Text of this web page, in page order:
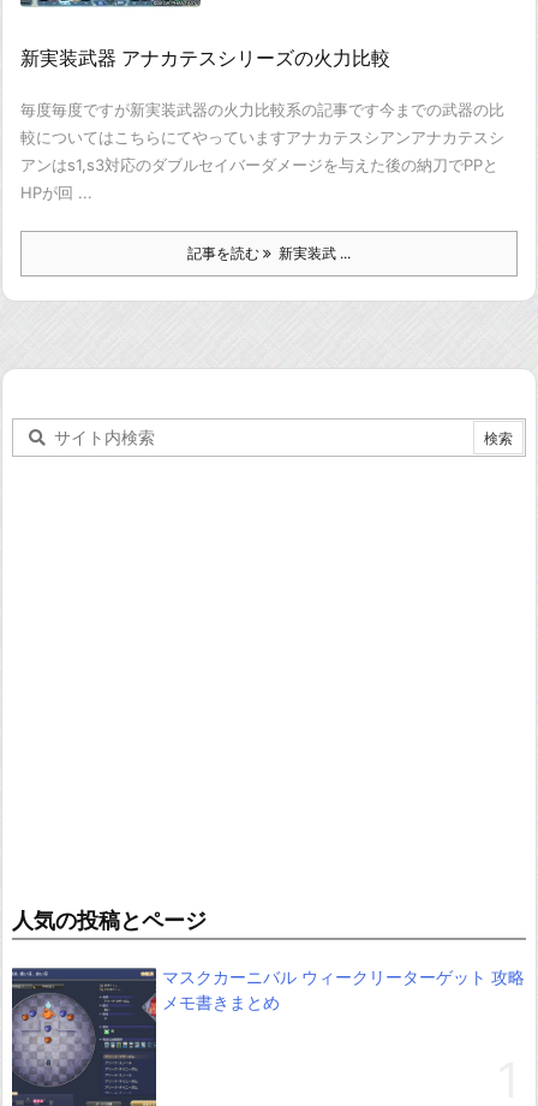
新実装武器 アナカテスシリーズの火力比較
毎度毎度ですが新実装武器の火力比較系の記事です今までの武器の比
較についてはこちらにてやっていますアナカテスシアンアナカテスシ
アンはs1,s3対応のダブルセイバーダメージを与えた後の納刀でPPと
HPが回 ...
記事を読む 新実装武 ...
人気の投稿とページ
マスクカーニバル ウィークリーターゲット 攻略
メモ書きまとめ